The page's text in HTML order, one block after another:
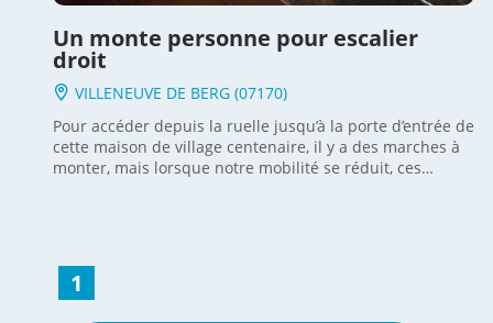
Un monte personne pour escalier
droit
VILLENEUVE DE BERG (07170)
Pour accéder depuis la ruelle jusqu’à la porte d’entrée de
cette maison de village centenaire, il y a des marches à
monter, mais lorsque notre mobilité se réduit, ces
d’escalier qui convient à tous les escaliers droits. La
longueur du rail est découpé sur place afin de garantir
1